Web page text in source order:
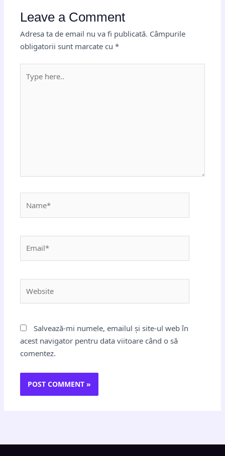
Leave a Comment
Adresa ta de email nu va fi publicată. Câmpurile
obligatorii sunt marcate cu*
here..
Salvează-mi numele, emailul și site-ul web în
acest navigator pentru data viitoare când o să
comentez.